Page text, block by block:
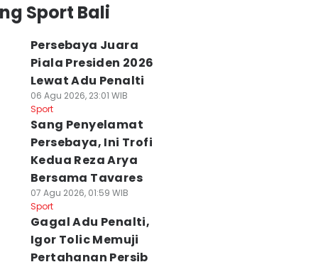
Sport Bali
Persebaya Juara
Piala Presiden 2026
Lewat Adu Penalti
06 Agu 2026, 23:01 WIB
Sport
Sang Penyelamat
Persebaya, Ini Trofi
Kedua Reza Arya
Bersama Tavares
07 Agu 2026, 01:59 WIB
Sport
Gagal Adu Penalti,
Igor Tolic Memuji
Pertahanan Persib